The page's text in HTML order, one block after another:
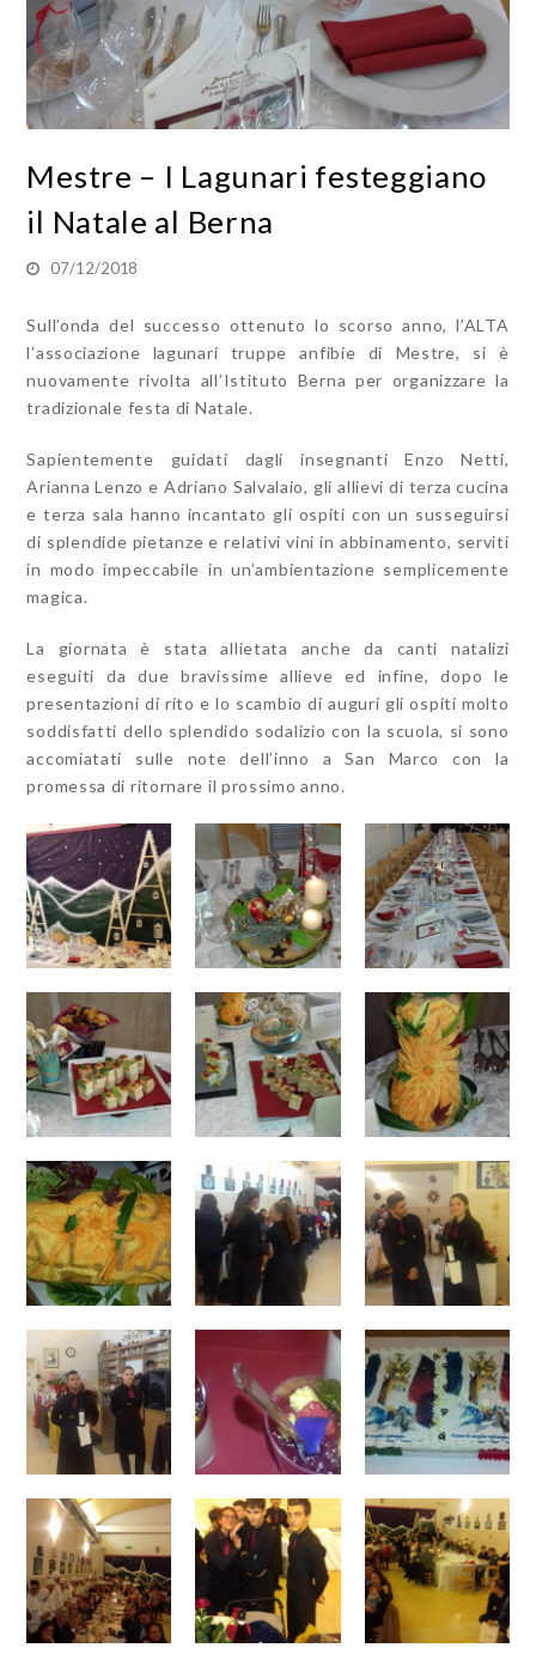
Mestre – I Lagunari festeggiano
il Natale al Berna
07/12/2018
Sull’onda del successo ottenuto lo scorso anno, l’ALTA
l’associazione lagunari truppe anfibie di Mestre, si è
nuovamente rivolta all’Istituto Berna per organizzare la
tradizionale festa di Natale.
Sapientemente guidati dagli insegnanti Enzo Netti,
Arianna Lenzo e Adriano Salvalaio, gli allievi di terza cucina
e terza sala hanno incantato gli ospiti con un susseguirsi
di splendide pietanze e relativi vini in abbinamento, serviti
in modo impeccabile in un’ambientazione semplicemente
magica.
La giornata è stata allietata anche da canti natalizi
eseguiti da due bravissime allieve ed infine, dopo le
presentazioni di rito e lo scambio di auguri gli ospiti molto
soddisfatti dello splendido sodalizio con la scuola, si sono
accomiatati sulle note dell’inno a San Marco con la
promessa di ritornare il prossimo anno.